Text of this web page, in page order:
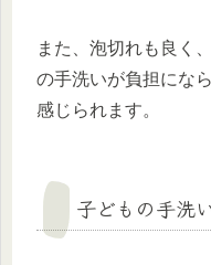
また、泡切れも良く
の手洗いが負担にな
感じられます。
子どもの手洗